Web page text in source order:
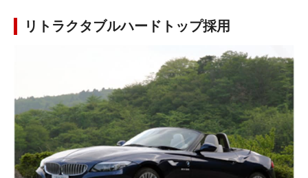
リトラクタブルハードトップ採用